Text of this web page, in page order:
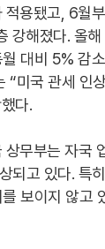
용됐고, 6월
해졌다. 올
대비 5% 감
미국 관세 인
다.
무부는 자국
고 있다. 특
보이지 않고